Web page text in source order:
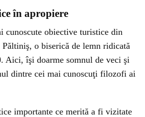
în apropiere
cunoscute obiective turistice din
Păltiniş, o biserică de lemn ridicată
Aici, îşi doarme somnul de veci şi
dintre cei mai cunoscuţi filozofi ai
importante ce merită a fi vizitate